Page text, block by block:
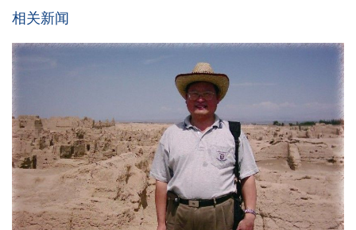
相关新闻